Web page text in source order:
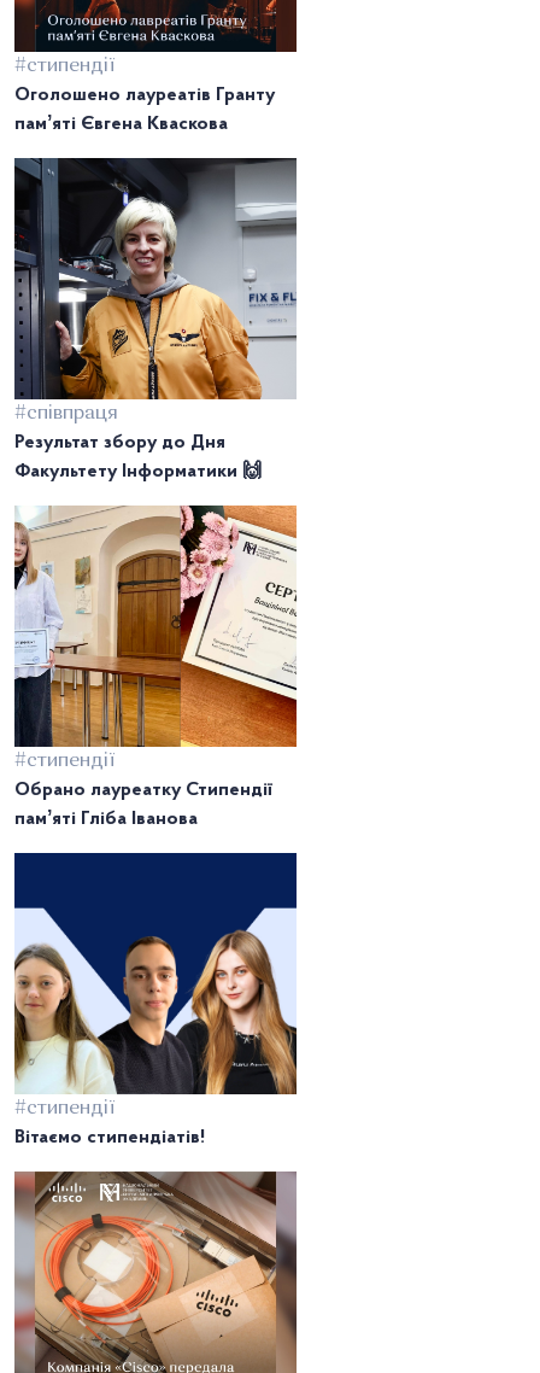
#стипендії
Оголошено лауреатів Гранту
памʼяті Євгена Кваскова
#співпраця
Результат збору до Дня
Факультету Інформатики 🙌
#стипендії
Обрано лауреатку Стипендії
памʼяті Гліба Іванова
#стипендії
Вітаємо стипендіатів!